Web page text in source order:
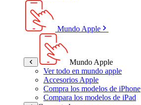
Mundo Apple
Mundo Apple
Ver todo en mundo apple
Accesorios Apple
Compra los modelos de iPhone
Compara los modelos de iPad